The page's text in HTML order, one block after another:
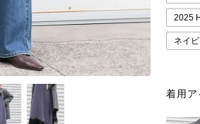
2025
ネイ
着用ア